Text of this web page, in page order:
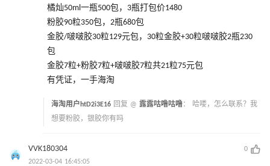
橘灿50ml一瓶500包，3瓶打包价1480
粉胶90粒350包，2瓶680包
金胶/啵啵胶30粒129元包，30粒金胶+30粒啵啵胶2瓶230
包
金胶7粒+粉胶7粒+啵啵胶7粒共21粒75元包
有凭证，一手海淘
海淘用户htD2i3E16 回复 @ 露露咕噜咕噜： 哈喽，怎么联系？我
想要粉胶，银胶你有吗
VVK180304
0
2022-03-04 16:45:05